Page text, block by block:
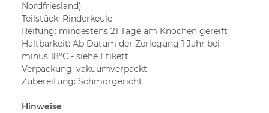
Nordfriesland)
Teilstück: Rinderkeule
Reifung: mindestens 21 Tage am Knochen gereift
Haltbarkeit: Ab Datum der Zerlegung 1 Jahr bei
minus 18°C - siehe Etikett
Verpackung: vakuumverpackt
Zubereitung: Schmorgericht
Hinweise